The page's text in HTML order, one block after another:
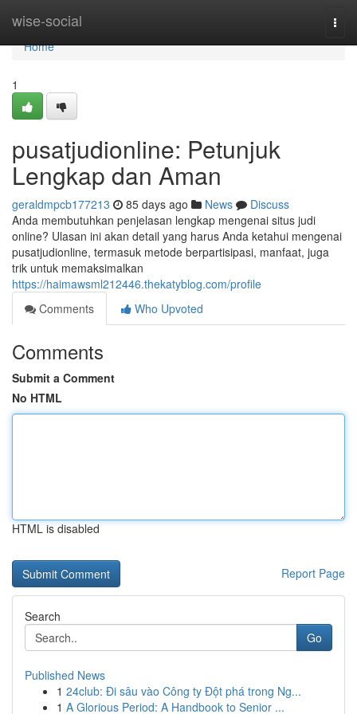
wise-social
Home
Home
1
pusatjudionline: Petunjuk
Lengkap dan Aman
geraldmpcb177213 85 days ago News
Discuss
Anda membutuhkan penjelasan lengkap mengenai situs judi
online? Ulasan ini akan detail yang harus Anda ketahui mengenai
pusatjudionline, termasuk metode berpartisipasi, manfaat, juga
trik untuk memaksimalkan
https://haimawsml212446.thekatyblog.com/profile
Comments
Who Upvoted
Comments
Submit a Comment
No HTML
HTML is disabled
Report Page
Search
Go
Published News
1 24club: Đi sâu vào Công ty Đột phá trong Ng...
1 A Glorious Period: A Handbook to Senior ...